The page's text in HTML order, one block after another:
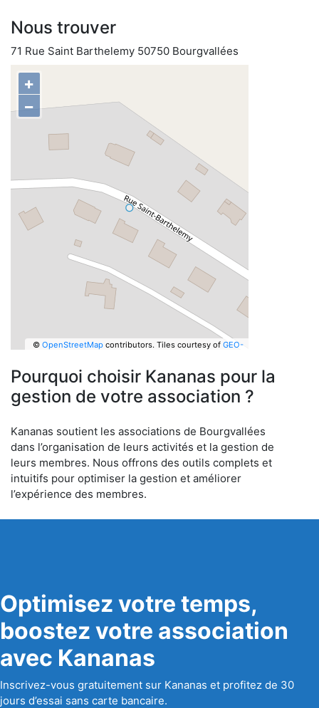
Nous trouver
71 Rue Saint Barthelemy 50750 Bourgvallées
+
−
© OpenStreetMapcontributors. Tiles courtesy of GEO-
Pourquoi choisir Kananas pour la
gestion de votre association ?
Kananas soutient les associations de Bourgvallées
dans l’organisation de leurs activités et la gestion de
leurs membres. Nous offrons des outils complets et
intuitifs pour optimiser la gestion et améliorer
l’expérience des membres.
Optimisez votre temps,
boostez votre association
avec Kananas
Inscrivez-vous gratuitement sur Kananas et profitez de 30
jours d’essai sans carte bancaire.